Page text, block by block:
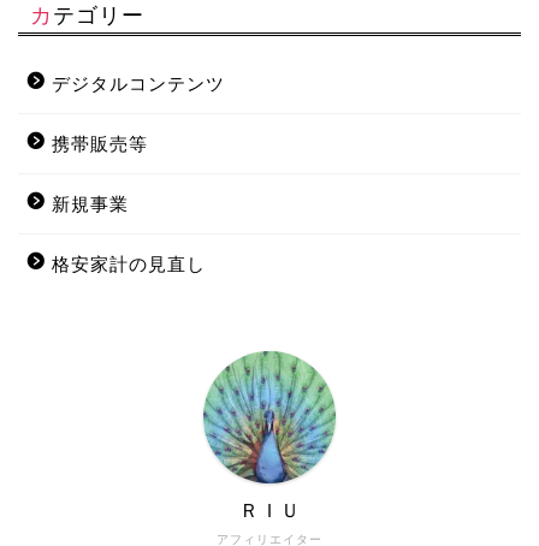
カテゴリー
デジタルコンテンツ
携帯販売等
新規事業
格安家計の見直し
アフィリエイター
ＲＩＵ